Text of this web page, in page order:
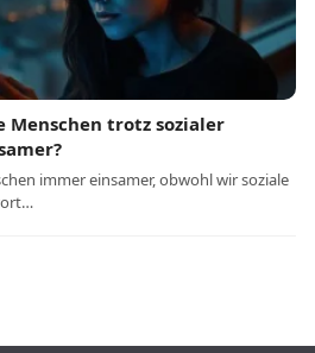
Menschen trotz sozialer
immer einsamer, obwohl wir soziale